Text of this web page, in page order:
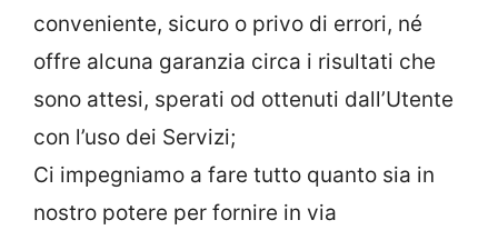
conveniente, sicuro o privo di errori, né
offre alcuna garanzia circa i risultati che
sono attesi, sperati od ottenuti dall’Utente
con l’uso dei Servizi;
Ci impegniamo a fare tutto quanto sia in
nostro potere per fornire in via